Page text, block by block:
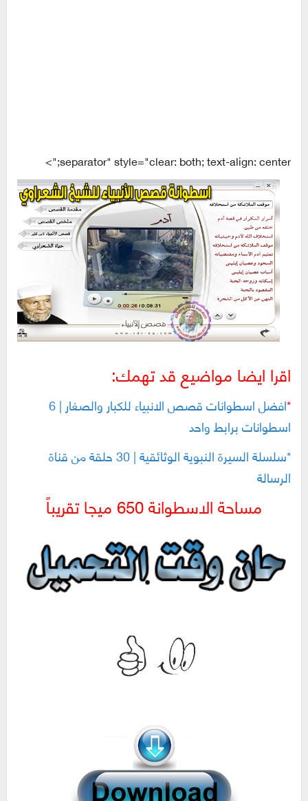
separator" style="clear: both; text-align: center;">
اقرا ايضا مواضيع قد تهمك:
* افضل اسطوانات قصص الانبياء للكبار والصغار | 6
اسطوانات برابط واحد
*سلسلة السيرة النبوية الوثائقية | 30 حلقة من قناة
الرسالة
مساحة الاسطوانة 650 ميجا تقريباً